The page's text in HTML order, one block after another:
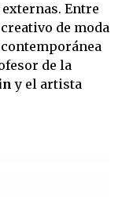
Entre
de moda
de la
y el artista